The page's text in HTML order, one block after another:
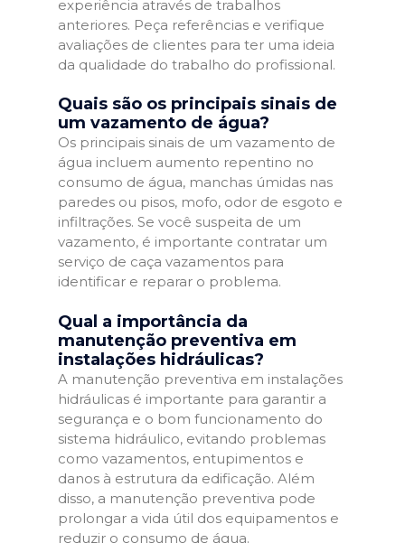
experiência através de trabalhos
anteriores. Peça referências e verifique
avaliações de clientes para ter uma ideia
da qualidade do trabalho do profissional.
Quais são os principais sinais de
um vazamento de água?
Os principais sinais de um vazamento de
água incluem aumento repentino no
consumo de água, manchas úmidas nas
paredes ou pisos, mofo, odor de esgoto e
infiltrações. Se você suspeita de um
vazamento, é importante contratar um
serviço de caça vazamentos para
identificar e reparar o problema.
Qual a importância da
manutenção preventiva em
instalações hidráulicas?
A manutenção preventiva em instalações
hidráulicas é importante para garantir a
segurança e o bom funcionamento do
sistema hidráulico, evitando problemas
como vazamentos, entupimentos e
danos à estrutura da edificação. Além
disso, a manutenção preventiva pode
prolongar a vida útil dos equipamentos e
reduzir o consumo de água.